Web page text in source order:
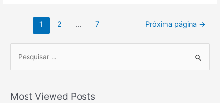
1 2 … 7 Próxima página →
r
c
Most Viewed Posts